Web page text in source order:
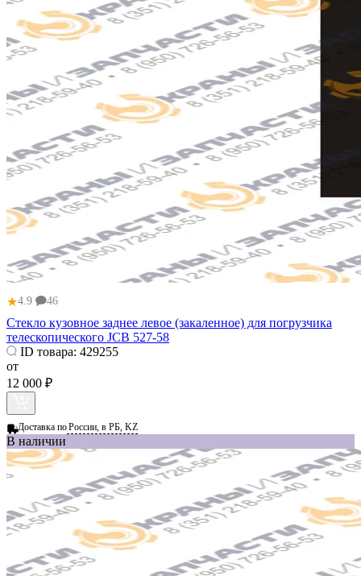
★4.9 46
Стекло кузовное заднее левое (закаленное) для погрузчика
телескопического JCB 527-58
ID товара: 429255
от
12 000 ₽
Доставка поРоссии, в РБ, KZ
В наличии